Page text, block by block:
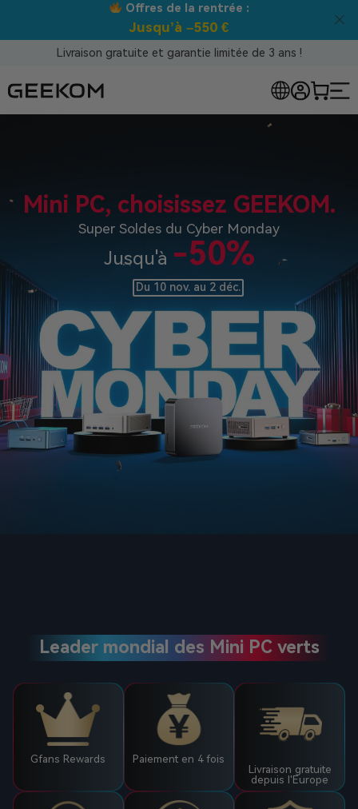
Offres de la rentrée :
Jusqu’à –550 €
Livraison gratuite et garantie limitée de 3 ans !
Mini PC, choisissez GEEKOM.
Super Soldes du Cyber Monday
Jusqu'à -50%
Du 10 nov. au 2 déc.
Leader mondial des Mini PC verts
Gfans Rewards
Paiement en 4 fois
Livraison gratuite
depuis l'Europe